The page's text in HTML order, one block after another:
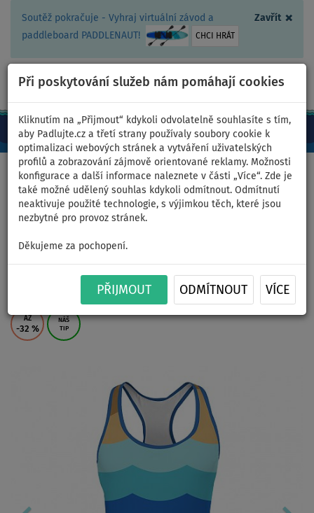
Zavřít ×
Soutěž pokračuje - Vyhraj virtuální závod a
paddleboard PADDLENAUT!
CHCI HRÁT
Při poskytování služeb nám pomáhají cookies
Kliknutím na „Přijmout“ kdykoli odvolatelně souhlasíte s tím,
aby Padlujte.cz a třetí strany používaly soubory cookie k
optimalizaci webových stránek a vytváření uživatelských
profilů a zobrazování zájmově orientované reklamy. Možnosti
konfigurace a další informace naleznete v části „Více“. Zde je
také možné udělený souhlas kdykoli odmítnout. Odmítnutí
neaktivuje použité technologie, s výjimkou těch, které jsou
nezbytné pro provoz stránek.
Děkujeme za pochopení.
PŘIJMOUT ODMÍTNOUT VÍCE
CZ/Kč +420 467 409 090 0ks
Domů >Oblečení >Tílka
Tílko dámské elastické
PADDLEBOARDING WAVE -
velikost: 36
AŽ
-32 %
NÁŠ
TIP